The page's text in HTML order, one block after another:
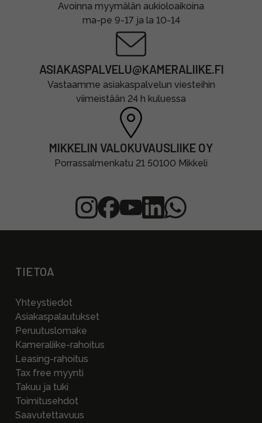
Avoinna myymälän aukioloaikoina
ma-pe 9-17 ja la 10-14
ASIAKASPALVELU@KAMERALIIKE.FI
Vastaamme asiakaspalvelun viesteihin
viimeistään 24 h kuluessa
MIKKELIN VALOKUVAUSLIIKE OY
Porrassalmenkatu 21 50100 Mikkeli
TIETOA
Yhteystiedot
Asiakaspalautukset
Peruutuslomake
Kameraliike-rahoitus
Leasing-rahoitus
Tax free myynti
Takuu ja tuki
Toimitusehdot
Saavutettavuus